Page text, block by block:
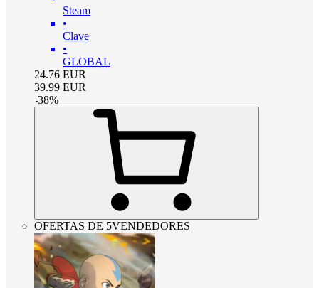
Steam
•
Clave
•
GLOBAL
24.76 EUR
39.99 EUR
-38%
OFERTAS DE 5VENDEDORES